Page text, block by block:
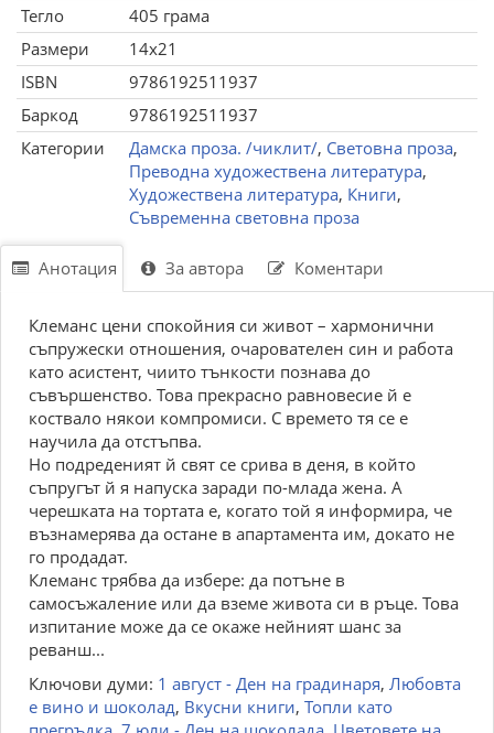
Тегло
405 грама
Размери
14x21
ISBN
9786192511937
Баркод
9786192511937
Категории
Дамска проза. /чиклит/, Световна проза,
Преводна художествена литература,
Художествена литература, Книги,
Съвременна световна проза
Анотация За автора Коментари
Клеманс цени спокойния си живот – хармонични
съпружески отношения, очарователен син и работа
като асистент, чиито тънкости познава до
съвършенство. Това прекрасно равновесие й е
коствало някои компромиси. С времето тя се е
научила да отстъпва.
Но подреденият й свят се срива в деня, в който
съпругът й я напуска заради по-млада жена. А
черешката на тортата е, когато той я информира, че
възнамерява да остане в апартамента им, докато не
го продадат.
Клеманс трябва да избере: да потъне в
самосъжаление или да вземе живота си в ръце. Това
изпитание може да се окаже нейният шанс за
реванш...
Ключови думи: 1 август - Ден на градинаря, Любовта
е вино и шоколад, Вкусни книги, Топли като